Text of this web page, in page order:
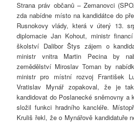
Strana práv občanů – Zemanovci
zda nabídne místo na kandidátce do
Rusnokovy vlády, která v úterý 13.
diplomacie Jan Kohout, ministr
školství Dalibor Štys zájem o
ministr vnitra Martin Pecina by
zemědělství Miroslav Toman by
ministr pro místní rozvoj František
Vratislav Mynář zopakoval, že je
kandidovat do Poslanecké sněmovny a
složil funkci hradního kancléře.
Kruliš řekl, že o Mynářově kandidatuře